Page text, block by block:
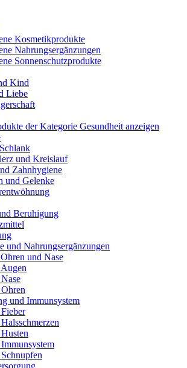
Kosmetikprodukte
Nahrungsergänzungen
Sonnenschutzprodukte
Kind
Liebe
der Kategorie Gesundheit anzeigen
und Kreislauf
Zahnhygiene
und Gelenke
Beruhigung
und Nahrungsergänzungen
und Nase
und Immunsystem